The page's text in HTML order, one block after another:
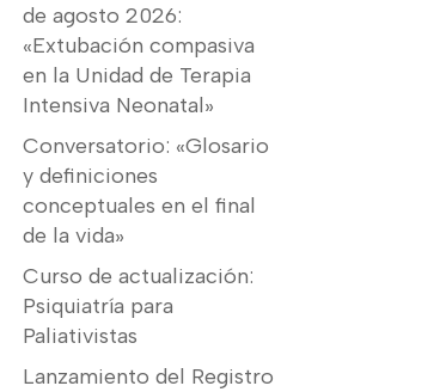
de agosto 2026:
«Extubación compasiva
en la Unidad de Terapia
Intensiva Neonatal»
Conversatorio: «Glosario
y definiciones
conceptuales en el final
de la vida»
Curso de actualización:
Psiquiatría para
Paliativistas
Lanzamiento del Registro